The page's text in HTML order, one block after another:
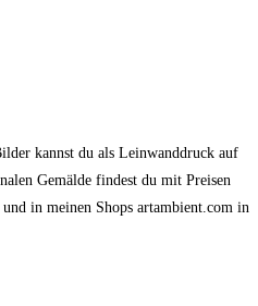
kannst du als Leinwanddruck auf
Gemälde findest du mit Preisen
in meinen Shops artambient.com in